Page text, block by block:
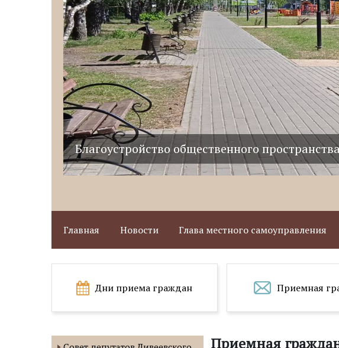
Благоустройство общественного
Главная Новости Глава местного самоуправления
Дни приема граждан Приемная
Приемная